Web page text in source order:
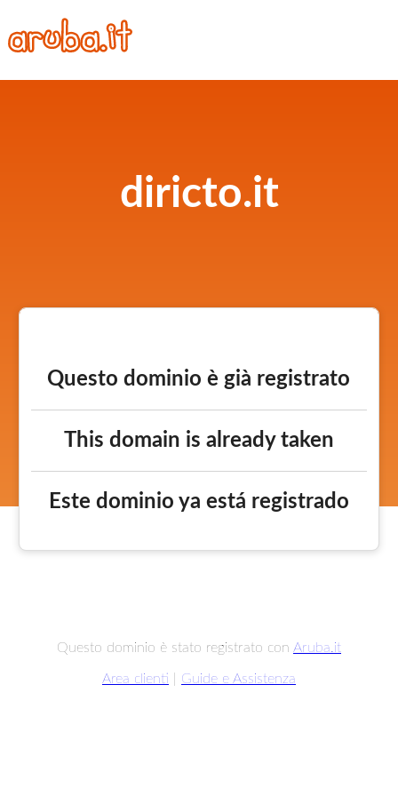
diricto.it
Questo dominio è già registrato
This domain is already taken
Este dominio ya está registrado
Questo dominio è stato registrato con Aruba.it
Area clienti Guide e Assistenza